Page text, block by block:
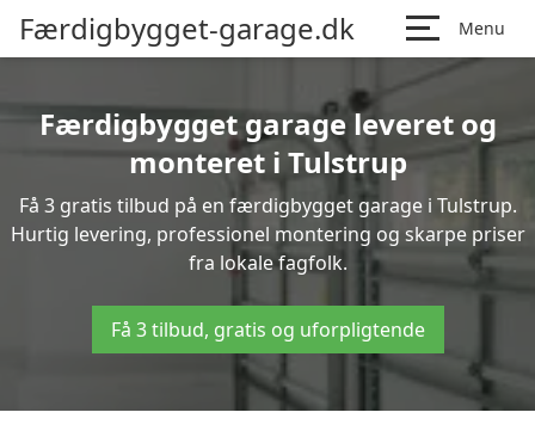
Færdigbygget-garage.dk Menu
Færdigbygget garage leveret og
monteret i Tulstrup
Få 3 gratis tilbud på en færdigbygget garage i Tulstrup.
Hurtig levering, professionel montering og skarpe priser
fra lokale fagfolk.
Få 3 tilbud, gratis og uforpligtende